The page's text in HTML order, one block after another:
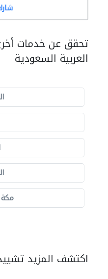
تحقق عن خدمات
العربية السعودية
مكة
اكتشف المزيد